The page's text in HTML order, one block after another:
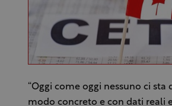
“Oggi come oggi nessuno ci sta
modo concreto e con dati reali